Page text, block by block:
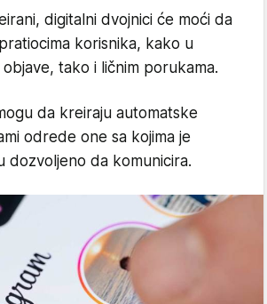
digitalni dvojnici će moći da
korisnika, kako u
tako i ličnim porukama.
da kreiraju automatske
odrede one sa kojima je
dozvoljeno da komunicira.